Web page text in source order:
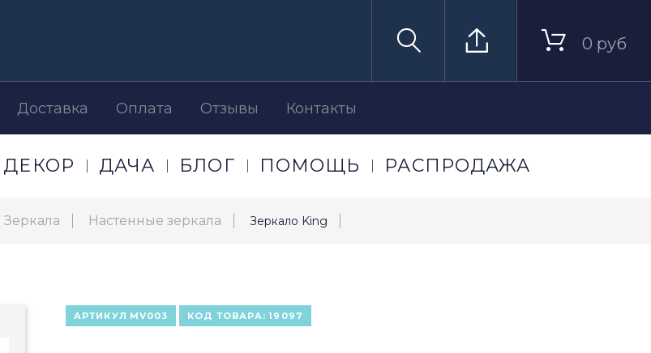
0 руб
Доставка Оплата Отзывы Контакты
ДЕКОР ДАЧА БЛОГ ПОМОЩЬ РАСПРОДАЖА
Зеркала Настенные зеркала Зеркало King
АРТИКУЛ MV003 КОД ТОВАРА: 19097